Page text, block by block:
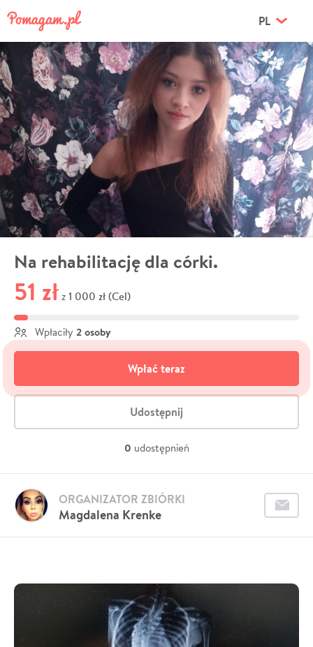
PL
Na rehabilitację dla córki.
51 zł z 1 000 zł (Cel)
Wpłaciły 2 osoby
Wpłać teraz
Udostępnij
0 udostępnień
Magdalena Krenke
ORGANIZATOR ZBIÓRKI